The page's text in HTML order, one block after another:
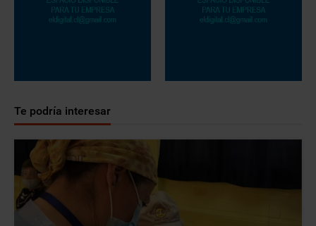
Te podría interesar